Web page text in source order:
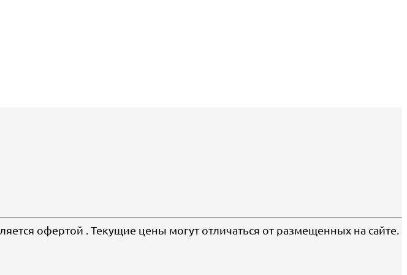
офертой . Текущие цены могут отличаться от размещенных на сайте.